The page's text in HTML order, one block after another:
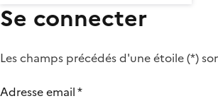
Se connecter
Les champs précédés d'une étoile (*)
Adresse email*